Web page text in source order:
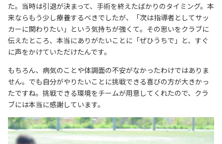
た。当時は引退が決まって、手術を終えたばかりのタイミング。本
来ならもう少し療養するべきでしたが、「次は指導者としてサッ
カーに関わりたい」という気持ちが強くて。その思いをクラブに
伝えたところ、本当にありがたいことに「ぜひうちで」と、すぐ
に声をかけていただけたんです。
もちろん、病気のことや体調面の不安がなかったわけではありま
せん。でも自分がやりたいことに挑戦できる喜びの方が大きかっ
たですね。挑戦できる環境をチームが用意してくれたので、クラ
ブには本当に感謝しています。